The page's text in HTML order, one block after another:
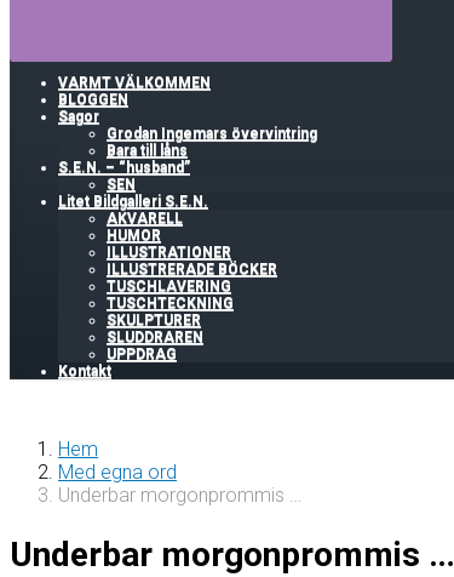
VARMT VÄLKOMMEN
BLOGGEN
Sagor
Grodan Ingemars övervintring
Bara till låns
S.E.N. – “husband”
SEN
Litet Bildgalleri S.E.N.
AKVARELL
HUMOR
ILLUSTRATIONER
ILLUSTRERADE BÖCKER
TUSCHLAVERING
TUSCHTECKNING
SKULPTURER
SLUDDRAREN
UPPDRAG
Kontakt
Hem
Med egna ord
Underbar morgonprommis …
Underbar morgonprommis …